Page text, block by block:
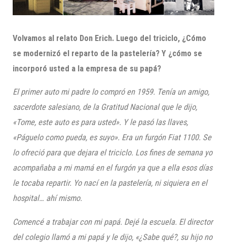
Volvamos al relato Don Erich. Luego del triciclo, ¿Cómo
se modernizó el reparto de la pastelería? Y ¿cómo se
incorporó usted a la empresa de su papá?
El primer auto mi padre lo compró en 1959. Tenía un amigo,
sacerdote salesiano, de la Gratitud Nacional que le dijo,
«Tome, este auto es para usted». Y le pasó las llaves,
«Páguelo como pueda, es suyo». Era un furgón Fiat 1100. Se
lo ofreció para que dejara el triciclo. Los fines de semana yo
acompañaba a mi mamá en el furgón ya que a ella esos días
le tocaba repartir. Yo nací en la pastelería, ni siquiera en el
hospital… ahí mismo.
Comencé a trabajar con mi papá. Dejé la escuela. El director
del colegio llamó a mi papá y le dijo, «¿Sabe qué?, su hijo no